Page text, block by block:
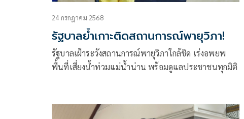
24 กรกฎาคม 2568
รัฐบาลย้ำเกาะติดสถานการณ์พายุวิภา!
รัฐบาลเฝ้าระวังสถานการณ์พายุวิภาใกล้ชิด เร่งอพยพ
พื้นที่เสี่ยงน้ำท่วมแม่น้ำน่าน พร้อมดูแลประชาชนทุกมิติ